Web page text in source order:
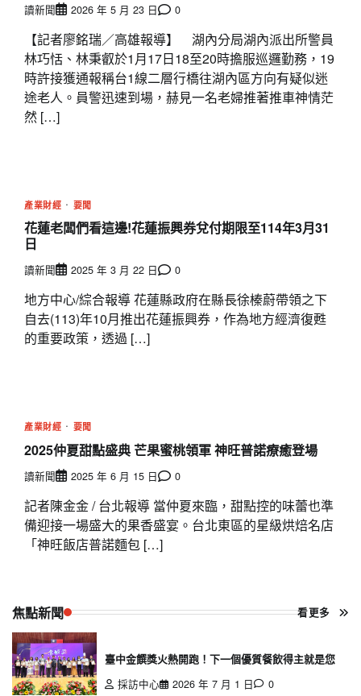
讀新聞 2026 年 5 月 23 日 0
【記者廖銘瑞／高雄報導】 湖內分局湖內派出所警員
林巧恬、林秉叡於1月17日18至20時擔服巡邏勤務，19
時許接獲通報稱台1線二層行橋往湖內區方向有疑似迷
途老人。員警迅速到場，赫見一名老婦推著推車神情茫
然 […]
產業財經 要聞
花蓮老闆們看這邊!花蓮振興券兌付期限至114年3月31
日
讀新聞 2025 年 3 月 22 日 0
地方中心/綜合報導 花蓮縣政府在縣長徐榛蔚帶領之下
自去(113)年10月推出花蓮振興券，作為地方經濟復甦
的重要政策，透過 […]
產業財經 要聞
2025仲夏甜點盛典 芒果蜜桃領軍 神旺普諾療癒登場
讀新聞 2025 年 6 月 15 日 0
記者陳金金 / 台北報導 當仲夏來臨，甜點控的味蕾也準
備迎接一場盛大的果香盛宴。台北東區的星級烘焙名店
「神旺飯店普諾麵包 […]
焦點新聞 看更多
臺中金饌獎火熱開跑！下一個優質餐飲得主就是您
採訪中心
2026 年 7 月 1 日 0